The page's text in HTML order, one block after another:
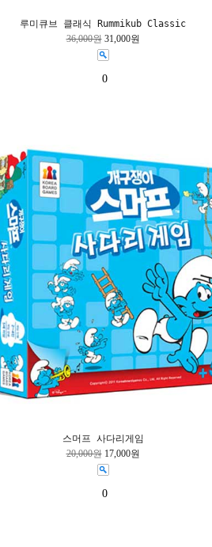
루미큐브 클래식 Rummikub Classic
36,000원 31,000원
0
스머프 사다리게임
20,000원 17,000원
0